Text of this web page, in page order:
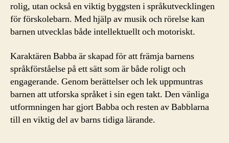
rolig, utan också en viktig byggsten i språkutvecklingen
för förskolebarn. Med hjälp av musik och rörelse kan
barnen utvecklas både intellektuellt och motoriskt.
Karaktären Babba är skapad för att främja barnens
språkförståelse på ett sätt som är både roligt och
engagerande. Genom berättelser och lek uppmuntras
barnen att utforska språket i sin egen takt. Den vänliga
utformningen har gjort Babba och resten av Babblarna
till en viktig del av barns tidiga lärande.